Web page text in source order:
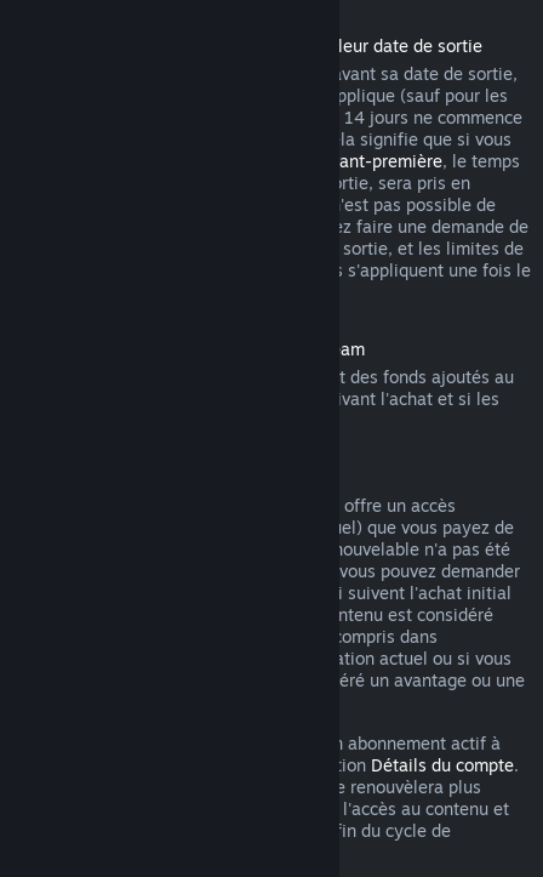
Remboursement des titres achetés avant leur date de sortie
Lorsque vous achetez un titre sur Steam avant sa date de sortie,
la limite habituelle de 2 heures de jeu s'applique (sauf pour les
périodes de test bêta), mais la période de 14 jours ne commence
qu'à partir de la date de sortie du titre. Cela signifie que si vous
avant-première, le temps
de jeu total, y compris avant la date de sortie, sera pris en
compte. Si vous préachetez un titre qu'il n'est pas possible de
lancer avant sa date de sortie, vous pouvez faire une demande de
remboursement n'importe quand avant sa sortie, et les limites de
14 jours ou de 2 heures de jeu habituelles s'appliquent une fois le
Remboursements sur le portemonnaie Steam
Vous pouvez demander un remboursement des fonds ajoutés au
portemonnaie Steam dans les 14 jours suivant l'achat et si les
Pour certains contenus et services, Steam offre un accès
périodique (par exemple mensuel ou annuel) que vous payez de
manière récurrente. Si un abonnement renouvelable n'a pas été
utilisé au cours d'un cycle de facturation, vous pouvez demander
un remboursement dans les 48 heures qui suivent l'achat initial
ou un renouvellement automatique. Le contenu est considéré
comme utilisé si vous avez joué à un jeu compris dans
l'abonnement au cours du cycle de facturation actuel ou si vous
avez utilisé, consommé, modifié ou transféré un avantage ou une
Veuillez noter que vous pouvez annuler un abonnement actif à
tout moment en vous rendant dans la section Détails du compte.
Après annulation, votre abonnement ne se renouvèlera plus
automatiquement, mais vous conserverez l'accès au contenu et
les bénéfices de l'abonnement jusqu'à la fin du cycle de